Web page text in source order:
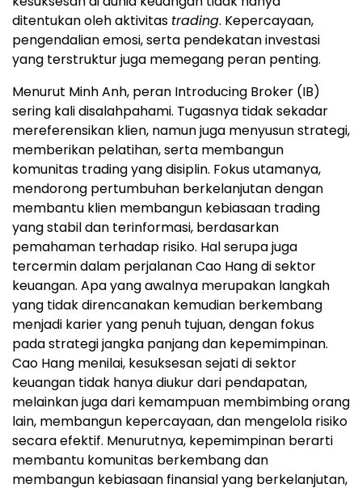
ditentukan oleh aktivitas trading. Kepercayaan,
pengendalian emosi, serta pendekatan investasi
yang terstruktur juga memegang peran penting.
Menurut Minh Anh, peran Introducing Broker (IB)
sering kali disalahpahami. Tugasnya tidak sekadar
mereferensikan klien, namun juga menyusun strategi,
memberikan pelatihan, serta membangun
komunitas trading yang disiplin. Fokus utamanya,
mendorong pertumbuhan berkelanjutan dengan
membantu klien membangun kebiasaan trading
yang stabil dan terinformasi, berdasarkan
pemahaman terhadap risiko. Hal serupa juga
tercermin dalam perjalanan Cao Hang di sektor
keuangan. Apa yang awalnya merupakan langkah
yang tidak direncanakan kemudian berkembang
menjadi karier yang penuh tujuan, dengan fokus
pada strategi jangka panjang dan kepemimpinan.
Cao Hang menilai, kesuksesan sejati di sektor
keuangan tidak hanya diukur dari pendapatan,
melainkan juga dari kemampuan membimbing orang
lain, membangun kepercayaan, dan mengelola risiko
secara efektif. Menurutnya, kepemimpinan berarti
membantu komunitas berkembang dan
membangun kebiasaan finansial yang berkelanjutan,